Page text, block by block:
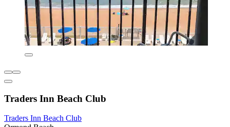
Traders Inn Beach Club
Traders Inn Beach Club